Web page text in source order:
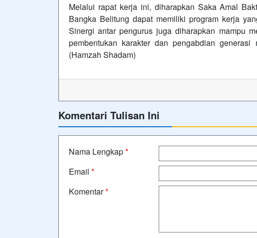
Melalui rapat kerja ini, diharapkan Saka Amal
Bangka Belitung dapat memiliki program kerja
Sinergi antar pengurus juga diharapkan mampu
pembentukan karakter dan pengabdian
(Hamzah Shadam)
Komentari Tulisan Ini
Nama Lengkap*
Email *
Komentar*